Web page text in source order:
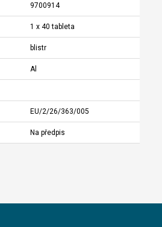
9700914
1 x 40 tableta
blistr
Al
EU/2/26/363/005
Na předpis